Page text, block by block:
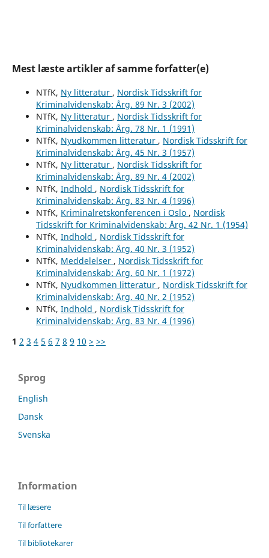
Mest læste artikler af samme forfatter(e)
NTfK, Ny litteratur , Nordisk Tidsskrift for
Kriminalvidenskab: Årg. 89 Nr. 3 (2002)
NTfK, Ny litteratur , Nordisk Tidsskrift for
Kriminalvidenskab: Årg. 78 Nr. 1 (1991)
NTfK, Nyudkommen litteratur , Nordisk Tidsskrift for
Kriminalvidenskab: Årg. 45 Nr. 3 (1957)
NTfK, Ny litteratur , Nordisk Tidsskrift for
Kriminalvidenskab: Årg. 89 Nr. 4 (2002)
NTfK, Indhold , Nordisk Tidsskrift for
Kriminalvidenskab: Årg. 83 Nr. 4 (1996)
NTfK, Kriminalretskonferencen i Oslo , Nordisk
Tidsskrift for Kriminalvidenskab: Årg. 42 Nr. 1 (1954)
NTfK, Indhold , Nordisk Tidsskrift for
Kriminalvidenskab: Årg. 40 Nr. 3 (1952)
NTfK, Meddelelser , Nordisk Tidsskrift for
Kriminalvidenskab: Årg. 60 Nr. 1 (1972)
NTfK, Nyudkommen litteratur , Nordisk Tidsskrift for
Kriminalvidenskab: Årg. 40 Nr. 2 (1952)
NTfK, Indhold , Nordisk Tidsskrift for
Kriminalvidenskab: Årg. 83 Nr. 4 (1996)
1 2 3 4 5 6 7 8 9 10 > >>
Sprog
English
Dansk
Svenska
Information
Til læsere
Til forfattere
Til bibliotekarer